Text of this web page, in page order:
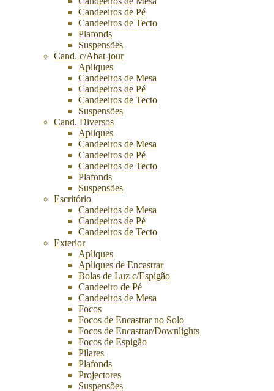
Candeeiros de Pé
Candeeiros de Tecto
Plafonds
Suspensões
Cand. c/Abat-jour
Apliques
Candeeiros de Mesa
Candeeiros de Pé
Candeeiros de Tecto
Suspensões
Cand. Diversos
Apliques
Candeeiros de Mesa
Candeeiros de Pé
Candeeiros de Tecto
Plafonds
Suspensões
Escritório
Candeeiros de Mesa
Candeeiros de Pé
Candeeiros de Tecto
Exterior
Apliques
Apliques de Encastrar
Bolas de Luz c/Espigão
Candeeiro de Pé
Candeeiros de Mesa
Focos
Focos de Encastrar no Solo
Focos de Encastrar/Downlights
Focos de Espigão
Pilares
Plafonds
Projectores
Suspensões